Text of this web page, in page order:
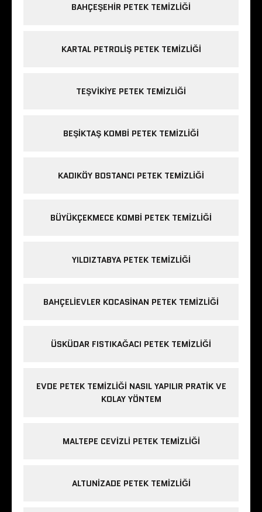
BAHÇEŞEHIR PETEK TEMIZLIĞI
KARTAL PETROLIŞ PETEK TEMIZLIĞI
TEŞVIKIYE PETEK TEMIZLIĞI
BEŞIKTAŞ KOMBI PETEK TEMIZLIĞI
KADIKÖY BOSTANCI PETEK TEMIZLIĞI
BÜYÜKÇEKMECE KOMBI PETEK TEMIZLIĞI
YILDIZTABYA PETEK TEMIZLIĞI
BAHÇELIEVLER KOCASINAN PETEK TEMIZLIĞI
ÜSKÜDAR FISTIKAĞACI PETEK TEMIZLIĞI
EVDE PETEK TEMIZLIĞI NASIL YAPILIR PRATIK VE
KOLAY YÖNTEM
MALTEPE CEVIZLI PETEK TEMIZLIĞI
ALTUNIZADE PETEK TEMIZLIĞI